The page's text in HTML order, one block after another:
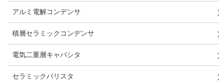
アルミ電解コンデンサ
積層セラミックコンデンサ
電気二重層キャパシタ
セラミックバリスタ